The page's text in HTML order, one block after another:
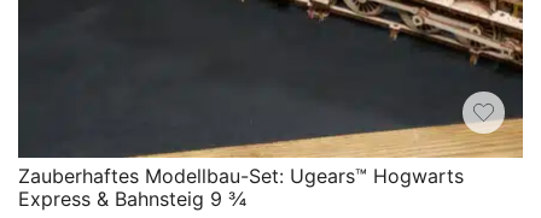
Zauberhaftes Modellbau-Set: Ugears™ Hogwarts
Express & Bahnsteig 9 ¾